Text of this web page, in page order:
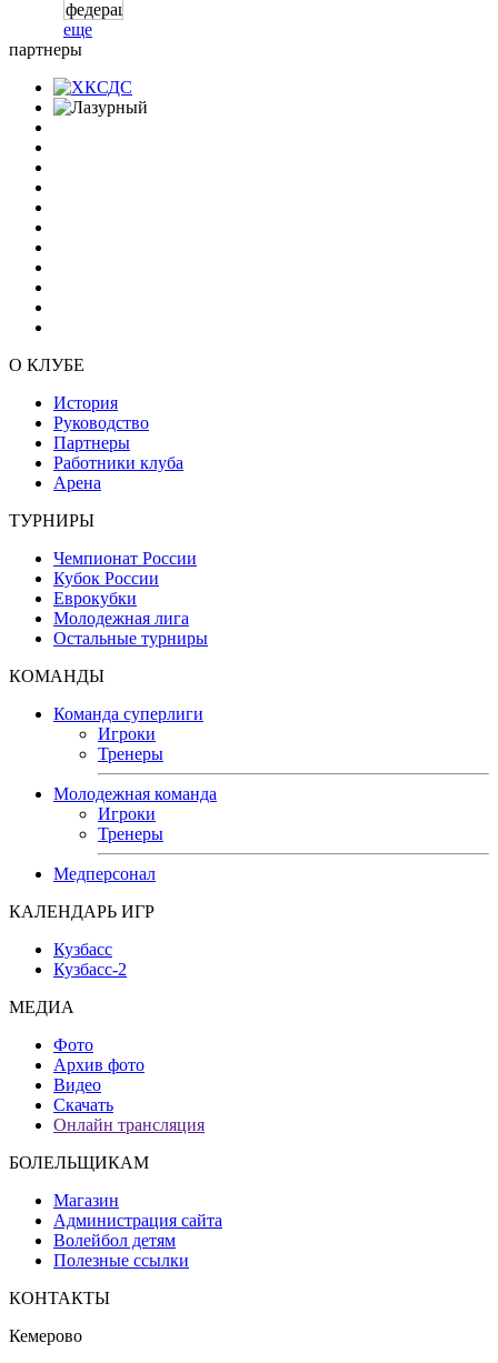
еще
партнеры
О КЛУБЕ
История
Руководство
Партнеры
Работники клуба
Арена
ТУРНИРЫ
Чемпионат России
Кубок России
Еврокубки
Молодежная лига
Остальные турниры
КОМАНДЫ
Команда суперлиги
Игроки
Тренеры
Молодежная команда
Игроки
Тренеры
Медперсонал
КАЛЕНДАРЬ ИГР
Кузбасс
Кузбасс-2
МЕДИА
Фото
Архив фото
Видео
Скачать
Онлайн трансляция
БОЛЕЛЬЩИКАМ
Магазин
Администрация сайта
Волейбол детям
Полезные ссылки
КОНТАКТЫ
Кемерово